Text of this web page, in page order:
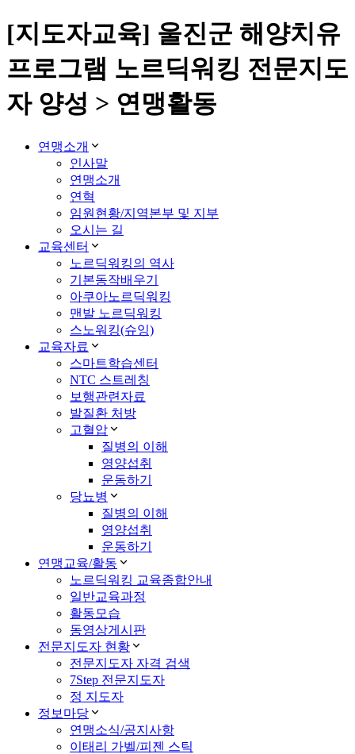
[지도자교육] 울진군 해양치유
프로그램 노르딕워킹 전문지도
자 양성 > 연맹활동
연맹소개
인사말
연맹소개
연혁
임원현황/지역본부 및 지부
오시는 길
교육센터
노르딕워킹의 역사
기본동작배우기
아쿠아노르딕워킹
맨발 노르딕워킹
스노워킹(슈잉)
교육자료
스마트학습센터
NTC 스트레칭
보행관련자료
발질환 처방
고혈압
질병의 이해
영양섭취
운동하기
당뇨병
질병의 이해
영양섭취
운동하기
연맹교육/활동
노르딕워킹 교육종합안내
일반교육과정
활동모습
동영상게시판
전문지도자 현황
전문지도자 자격 검색
7Step 전문지도자
정 지도자
정보마당
연맹소식/공지사항
이태리 가벨/피젠 스틱